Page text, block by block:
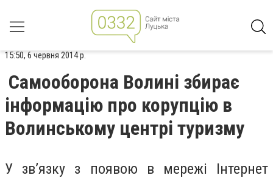
15:50, 6 червня 2014 р.
Самооборона Волині збирає
інформацію про корупцію в
Волинському центрі туризму
У зв’язку з появою в мережі Інтернет